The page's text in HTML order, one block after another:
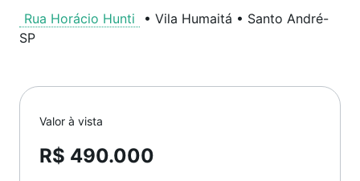
Rua Horácio Hunti • Vila Humaitá • Santo André-
SP
Valor à vista
R$ 490.000